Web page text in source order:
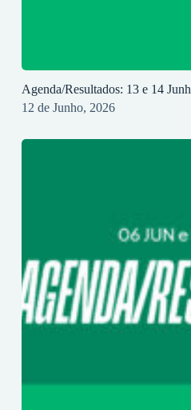
Agenda/Resultados: 13 e 14
12 de Junho, 2026